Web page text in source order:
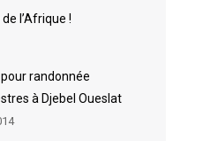
l’Afrique !
randonnée
à Djebel Oueslat